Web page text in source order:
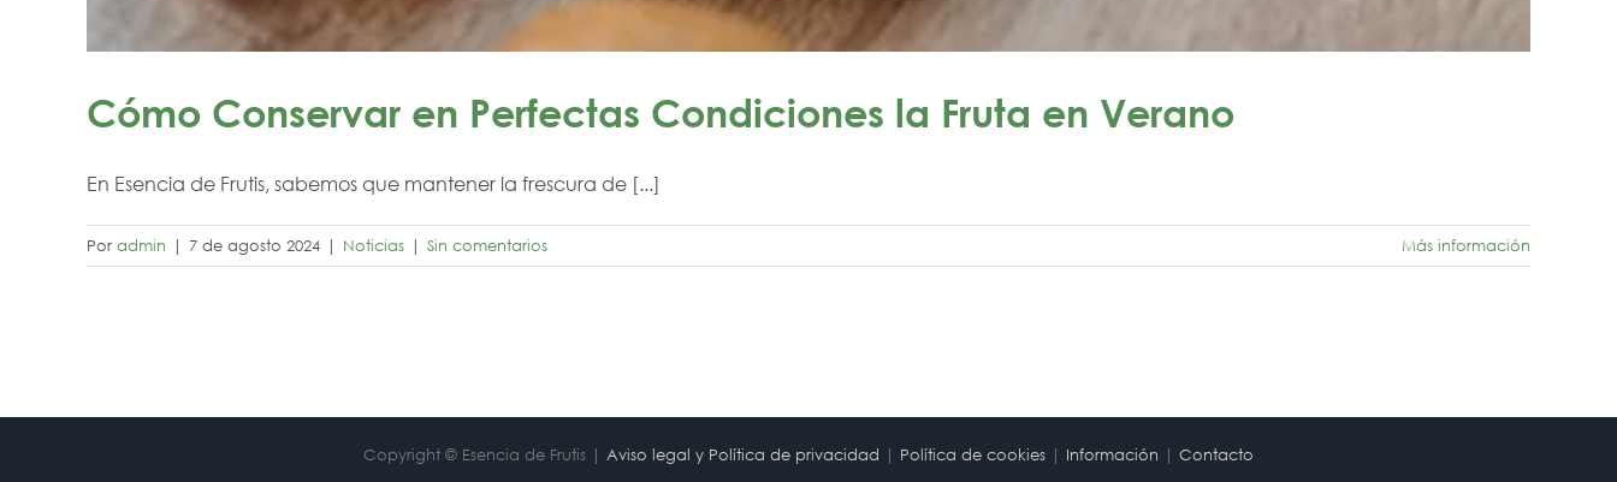
Cómo Conservar en Perfectas Condiciones la Fruta en Verano
En Esencia de Frutis, sabemos que mantener la frescura de [...]
Por admin | 7 de agosto 2024 | Noticias | Sin comentarios Más información
Copyright © Esencia de Frutis | Aviso legal y Política de privacidad | Política de cookies | Información | Contacto